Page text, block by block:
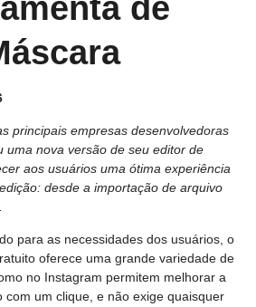
de
principais empresas desenvolvedoras
uma nova versão de seu editor de
aos usuários uma ótima experiência
desde a importação de arquivo
para as necessidades dos usuários, o
oferece uma grande variedade de
no Instagram permitem melhorar a
com um clique, e não exige quaisquer